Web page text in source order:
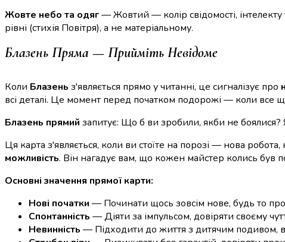
Жовте небо та одяг— Жовтий — колір свідомості,
рівні (стихія Повітря), а не матеріальному.
Блазень Пряма — Прийміть Невідоме
Коли Блазень з'являється прямо у читанні, це сигналізує про
всі деталі. Це момент перед початком подорожі — коли все
Блазень прямий запитує: Що б ви зробили, якби не боялися?
Ця карта з'являється, коли ви стоїте на порозі — нова
можливість. Він нагадує вам, що кожен майстер колись був
Основні значення прямої карти:
Нові початки — Починати щось зовсім нове, будь то
Спонтанність — Діяти за імпульсом, довіряти своєму
Невинність — Підходити до життя з дитячим подивом,